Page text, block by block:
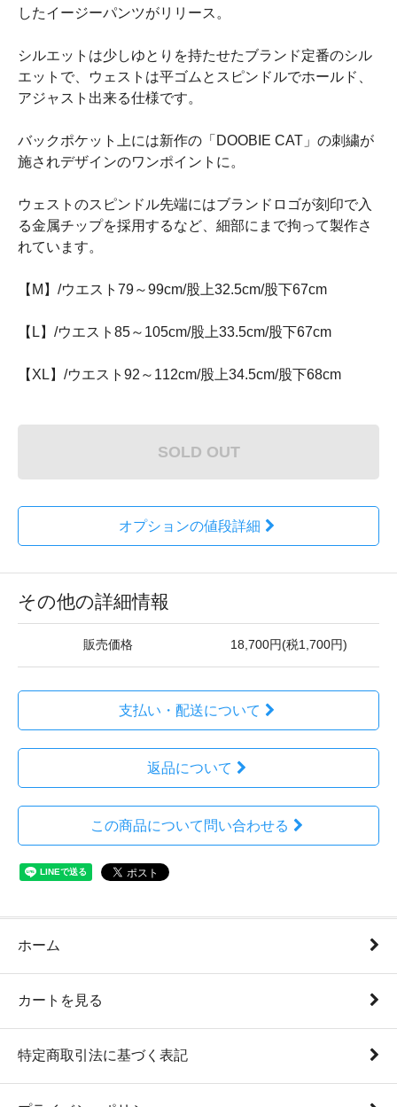
したイージーパンツがリリース。
シルエットは少しゆとりを持たせたブランド定番のシル
エットで、ウェストは平ゴムとスピンドルでホールド、
アジャスト出来る仕様です。
バックポケット上には新作の「DOOBIE CAT」の刺繍が
施されデザインのワンポイントに。
ウェストのスピンドル先端にはブランドロゴが刻印で入
る金属チップを採用するなど、細部にまで拘って製作さ
れています。
【M】/ウエスト79～99cm/股上32.5cm/股下67cm
【L】/ウエスト85～105cm/股上33.5cm/股下67cm
【XL】/ウエスト92～112cm/股上34.5cm/股下68cm
SOLD OUT
オプションの値段詳細
その他の詳細情報
販売価格 18,700円(税1,700円)
支払い・配送について
返品について
この商品について問い合わせる
ホーム
カートを見る
特定商取引法に基づく表記